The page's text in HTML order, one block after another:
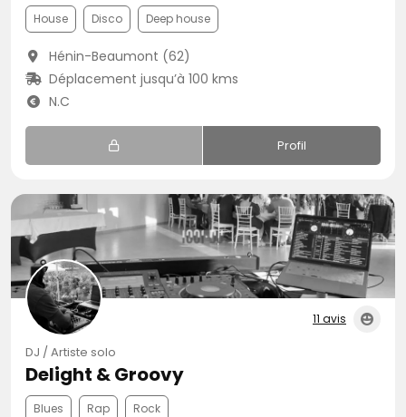
House Disco Deep house
Hénin-Beaumont (62)
Déplacement jusqu’à 100 kms
N.C
Profil
11 avis
DJ / Artiste solo
Delight & Groovy
Blues Rap Rock